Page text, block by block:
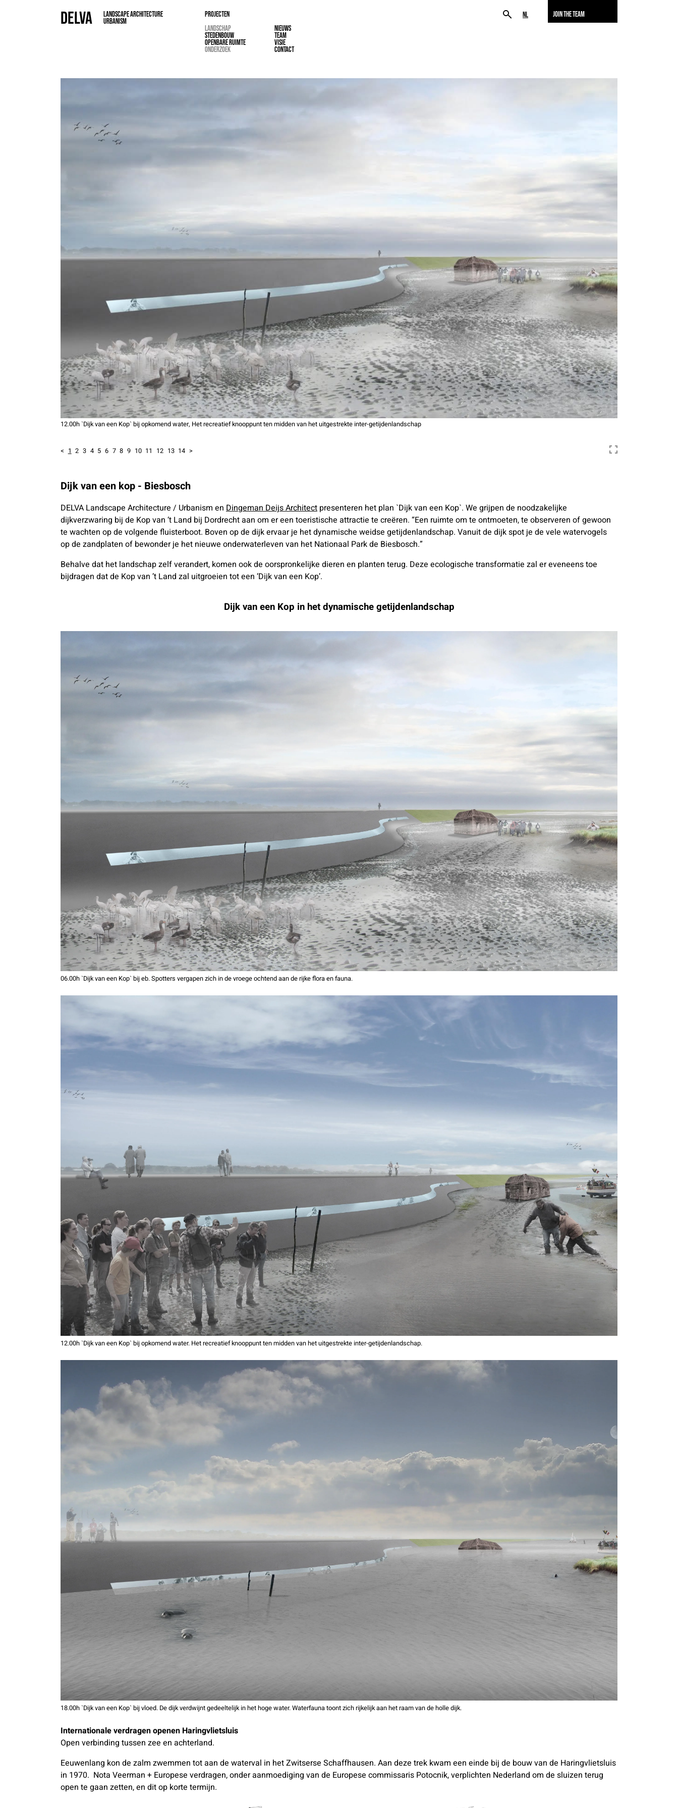
JOIN THE TEAM
NL
DELVA
LANDSCAPE ARCHITECTURE
URBANISM
PROJECTEN
LANDSCHAP
STEDENBOUW
OPENBARE RUIMTE
ONDERZOEK
NIEUWS
TEAM
VISIE
CONTACT
12.00h `Dijk van een Kop` bij opkomend water, Het recreatief knooppunt ten midden van het uitgestrekte inter-getijdenlandschap
< 1 2 3 4 5 6 7 8 9 10 11 12 13 14 >
Dijk van een kop - Biesbosch
DELVA Landscape Architecture / Urbanism en Dingeman Deijs Architect presenteren het plan `Dijk van een Kop`. We grijpen de noodzakelijke
dijkverzwaring bij de Kop van ‘t Land bij Dordrecht aan om er een toeristische attractie te creëren. “Een ruimte om te ontmoeten, te observeren of gewoon
te wachten op de volgende fluisterboot. Boven op de dijk ervaar je het dynamische weidse getijdenlandschap. Vanuit de dijk spot je de vele watervogels
op de zandplaten of bewonder je het nieuwe onderwaterleven van het Nationaal Park de Biesbosch.”
Behalve dat het landschap zelf verandert, komen ook de oorspronkelijke dieren en planten terug. Deze ecologische transformatie zal er eveneens toe
bijdragen dat de Kop van ’t Land zal uitgroeien tot een ‘Dijk van een Kop’.
Dijk van een Kop in het dynamische getijdenlandschap
06.00h `Dijk van een Kop` bij eb. Spotters vergapen zich in de vroege ochtend aan de rijke flora en fauna.
12.00h `Dijk van een Kop` bij opkomend water. Het recreatief knooppunt ten midden van het uitgestrekte inter-getijdenlandschap.
18.00h `Dijk van een Kop` bij vloed. De dijk verdwijnt gedeeltelijk in het hoge water. Waterfauna toont zich rijkelijk aan het raam van de holle dijk.
Internationale verdragen openen Haringvlietsluis
Open verbinding tussen zee en achterland.
Eeuwenlang kon de zalm zwemmen tot aan de waterval in het Zwitserse Schaffhausen. Aan deze trek kwam een einde bij de bouw van de Haringvlietsluis
in 1970. Nota Veerman + Europese verdragen, onder aanmoediging van de Europese commissaris Potocnik, verplichten Nederland om de sluizen terug
open te gaan zetten, en dit op korte termijn.